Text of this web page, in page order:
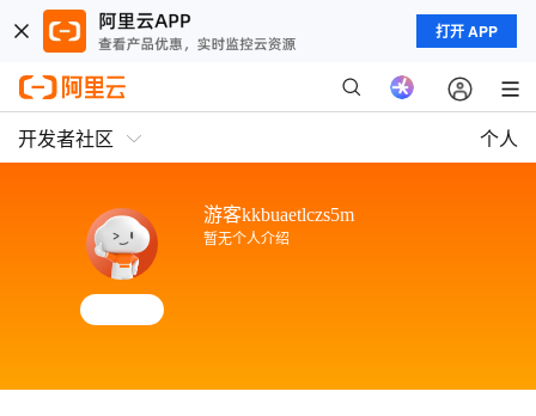
打开 APP
开发者社区 个人
游客kkbuaetlczs5m
暂无个人介绍